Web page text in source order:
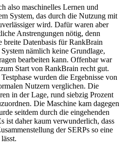
also maschinelles Lernen und
System, das durch die Nutzung mit
wird. Dafür waren aber
Anstrengungen nötig, denn
breite Datenbasis für RankBrain
nämlich keine Grundlage,
bearbeiten kann. Offenbar war
Start von RankBrain recht gut.
wurden die Ergebnisse von
Nutzern verglichen. Die
in der Lage, rund siebzig Prozent
Die Maschine kam dagegen
seitdem durch die eingehenden
ist daher kaum verwunderlich, dass
der SERPs so eine